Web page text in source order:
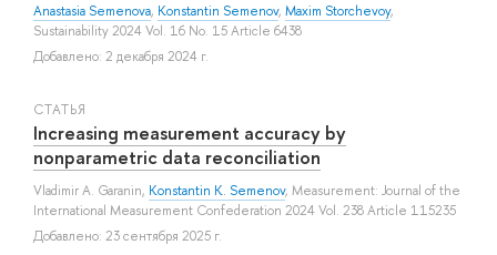
Anastasia Semenova, Konstantin Semenov, Maxim Storchevoy,
Sustainability 2024 Vol. 16 No. 15 Article 6438
Добавлено: 2 декабря 2024 г.
СТАТЬЯ
Increasing measurement accuracy by
nonparametric data reconciliation
Vladimir A. Garanin, Konstantin K. Semenov, Measurement: Journal of the
International Measurement Confederation 2024 Vol. 238 Article 115235
Добавлено: 23 сентября 2025 г.